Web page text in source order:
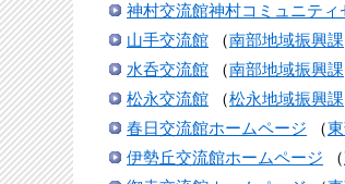
神村交流館神村コミュニティ
山手交流館 （南部地域振興課
水呑交流館 （南部地域振興課
松永交流館 （松永地域振興課
春日交流館ホームページ （
伊勢丘交流館ホームページ （